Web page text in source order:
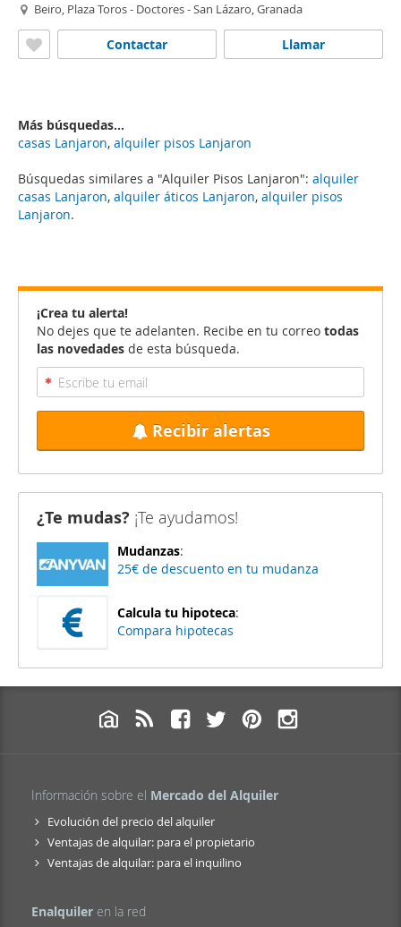
Búsquedas similares a "Alquiler Pisos Lanjaron": alquiler
casas Lanjaron, alquiler áticos Lanjaron, alquiler pisos
Lanjaron.
Beiro, Plaza Toros - Doctores - San Lázaro, Granada
Llamar
Contactar
Más búsquedas...
casas Lanjaron, alquiler pisos Lanjaron
¡Crea tu alerta!
No dejes que te adelanten. Recibe en tu correo todas
las novedades de esta búsqueda.
Recibir alertas
¿Te mudas? ¡Te ayudamos!
Mudanzas:
25€ de descuento en tu mudanza
Calcula tu hipoteca:
Compara hipotecas
Información sobre el Mercado del Alquiler
Evolución del precio del alquiler
Ventajas de alquilar: para el propietario
Ventajas de alquilar: para el inquilino
Enalquiler en la red